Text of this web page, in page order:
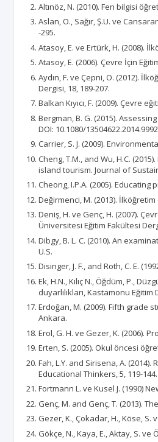
Altınöz, N. (2010). Fen bilgisi
Aslan, O., Sağır, Ş.U. ve
-295.
Atasoy, E. ve Ertürk, H. (2008).
Atasoy, E. (2006). Çevre İçin
Aydın, F. ve Çepni, O. (2012).
Dergisi, 18, 189-207.
Balkan Kıyıcı, F. (2009). Çevre
Bergman, B. G. (2015).
DOI: 10.1080/
Carrier, S. J. (2009).
Cheng, T.M., and Wu, H.C.
island tourism. Journal of
Cheong, I.P.A. (2005).
Değirmenci, M. (2013).
Deniş, H. ve Genç, H. (2007).
Üniversitesi Eğitim Fakültesi
Dibgy, B. L. C. (2010). An
U.S.
Disinger, J. F., and Roth, C. E.
Ek, H.N., Kılıç N., Öğdüm, P.,
duyarlılıkları, Kastamonu Eğitim
Erdoğan, M. (2009). Fifth grade
Ankara.
Erol, G. H. ve Gezer, K. (2006).
Erten, S. (2005). Okul öncesi
Fah, L.Y. and Sirisena, A.
Educational Thinkers, 5, 119-144.
Fortmann L. ve Kusel J. (1990)
Genç, M. and Genç, T. (2013).
Gezer, K., Çokadar, H., Köse, S.
Gökçe, N., Kaya, E., Aktay, S.